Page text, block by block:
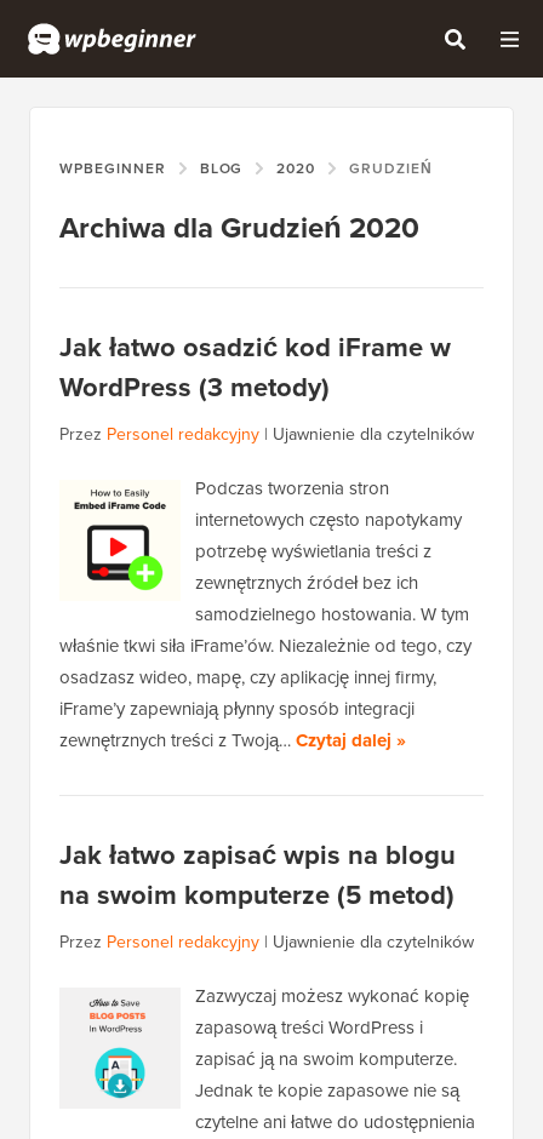
WPBEGINNER BLOG 2020 GRUDZIEŃ
Archiwa dla Grudzień 2020
Jak łatwo osadzić kod iFrame w
WordPress (3 metody)
Przez Personel redakcyjny | Ujawnienie dla czytelników
Podczas tworzenia stron
internetowych często napotykamy
potrzebę wyświetlania treści z
zewnętrznych źródeł bez ich
samodzielnego hostowania. W tym
właśnie tkwi siła iFrame’ów. Niezależnie od tego, czy
osadzasz wideo, mapę, czy aplikację innej firmy,
iFrame’y zapewniają płynny sposób integracji
zewnętrznych treści z Twoją…Czytaj dalej »
Jak łatwo zapisać wpis na blogu
na swoim komputerze (5 metod)
Przez Personel redakcyjny | Ujawnienie dla czytelników
Zazwyczaj możesz wykonać kopię
zapasową treści WordPress i
zapisać ją na swoim komputerze.
Jednak te kopie zapasowe nie są
czytelne ani łatwe do udostępnienia